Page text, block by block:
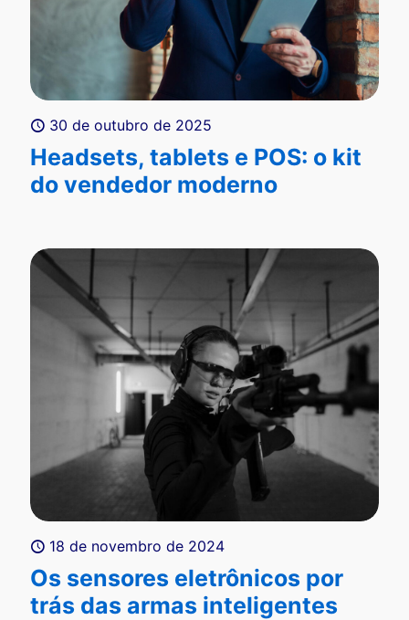
30 de outubro de 2025
Headsets, tablets e POS: o kit
do vendedor moderno
18 de novembro de 2024
Os sensores eletrônicos por
trás das armas inteligentes